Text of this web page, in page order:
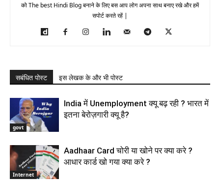
को The best Hindi Blog बनाने के लिए बस आप लोग अपना साथ बनाए रखे और हमें
सपोर्ट करते रहें |
सबंधित पोस्ट इस लेखक के और भी पोस्ट
govt
India में Unemployment क्यू बढ़ रही ? भारत में
इतना बेरोज़गारी क्यू है?
Internet
Aadhaar Card चोरी या खोने पर क्या करे ?
आधार कार्ड खो गया क्या करे ?